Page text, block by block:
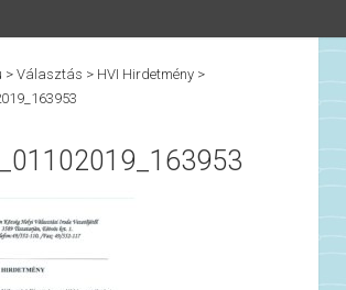
> Választás > HVI Hirdetmény >